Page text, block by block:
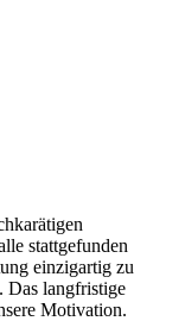
stattgefunden
einzigartig zu
Das langfristige
Motivation.